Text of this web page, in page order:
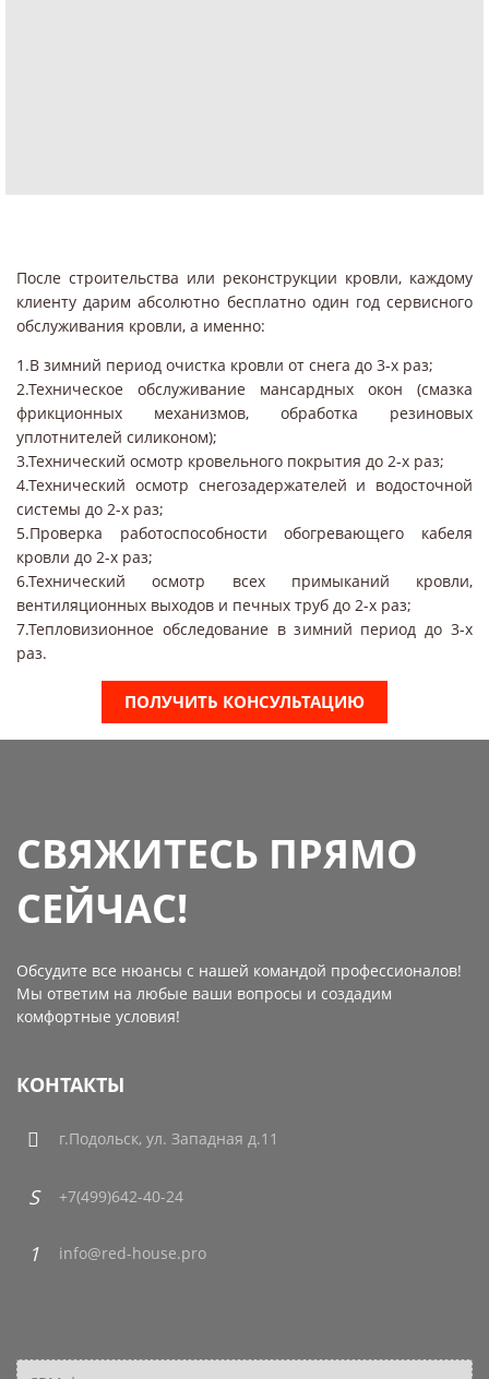
После строительства или реконструкции кровли, каждому
клиенту дарим абсолютно бесплатно один год сервисного
обслуживания кровли, а именно:
1.В зимний период очистка кровли от снега до 3-х раз;
2.Техническое обслуживание мансардных окон (смазка
фрикционных механизмов, обработка резиновых
уплотнителей силиконом);
3.Технический осмотр кровельного покрытия до 2-х раз;
4.Технический осмотр снегозадержателей и водосточной
системы до 2-х раз;
5.Проверка работоспособности обогревающего кабеля
кровли до 2-х раз;
6.Технический осмотр всех примыканий кровли,
вентиляционных выходов и печных труб до 2-х раз;
7.Тепловизионное обследование в зимний период до 3-х
раз.
ПОЛУЧИТЬ КОНСУЛЬТАЦИЮ
СВЯЖИТЕСЬ ПРЯМО
СЕЙЧАС!
Обсудите все нюансы с нашей командой профессионалов!
Мы ответим на любые ваши вопросы и создадим
комфортные условия!
КОНТАКТЫ
г.Подольск, ул. Западная д.11
+7(499)642-40-24
info@red-house.pro